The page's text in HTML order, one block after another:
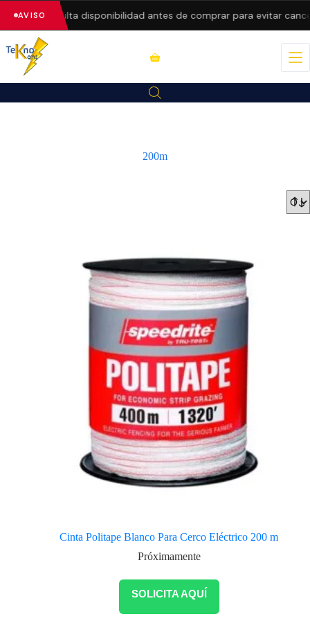
AVISOConsulta disponibilidad antes de comprar para evitar
200m
Cinta Politape Blanco Para Cerco Eléctrico 200 m
Próximamente
SOLICITA AQUÍ